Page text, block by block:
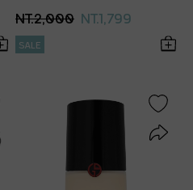
NT.2,000 NT.1,799
SALE